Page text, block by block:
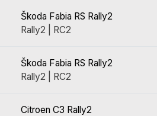
Škoda Fabia RS Rally2
Rally2 | RC2
Škoda Fabia RS Rally2
Rally2 | RC2
Citroen C3 Rally2